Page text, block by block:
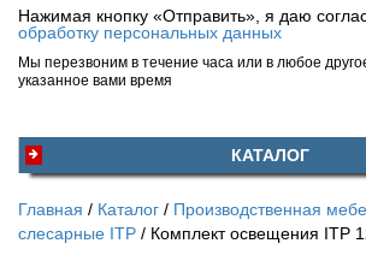
Нажимая кнопку «Отправить», я даю
обработку персональных данных
Мы перезвоним в течение часа или в любое
указанное вами время
КАТАЛОГ
Главная Каталог Производственная
слесарные ITP
Комплект освещения ITP